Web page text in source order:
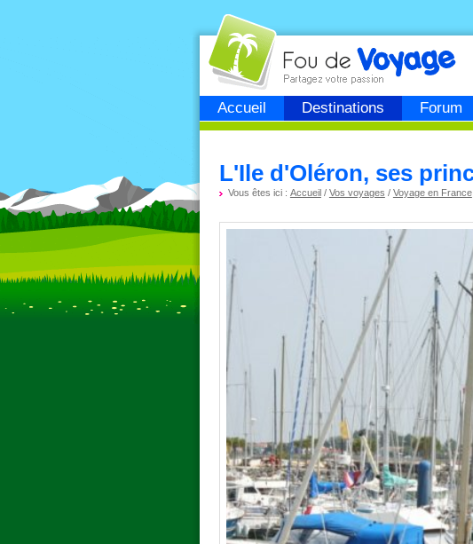
Accueil Destinations Forum
Fou devoyage
L'Ile d'Oléron, ses
Vous êtes ici : Accueil/ Vos voyages / Voyage en France